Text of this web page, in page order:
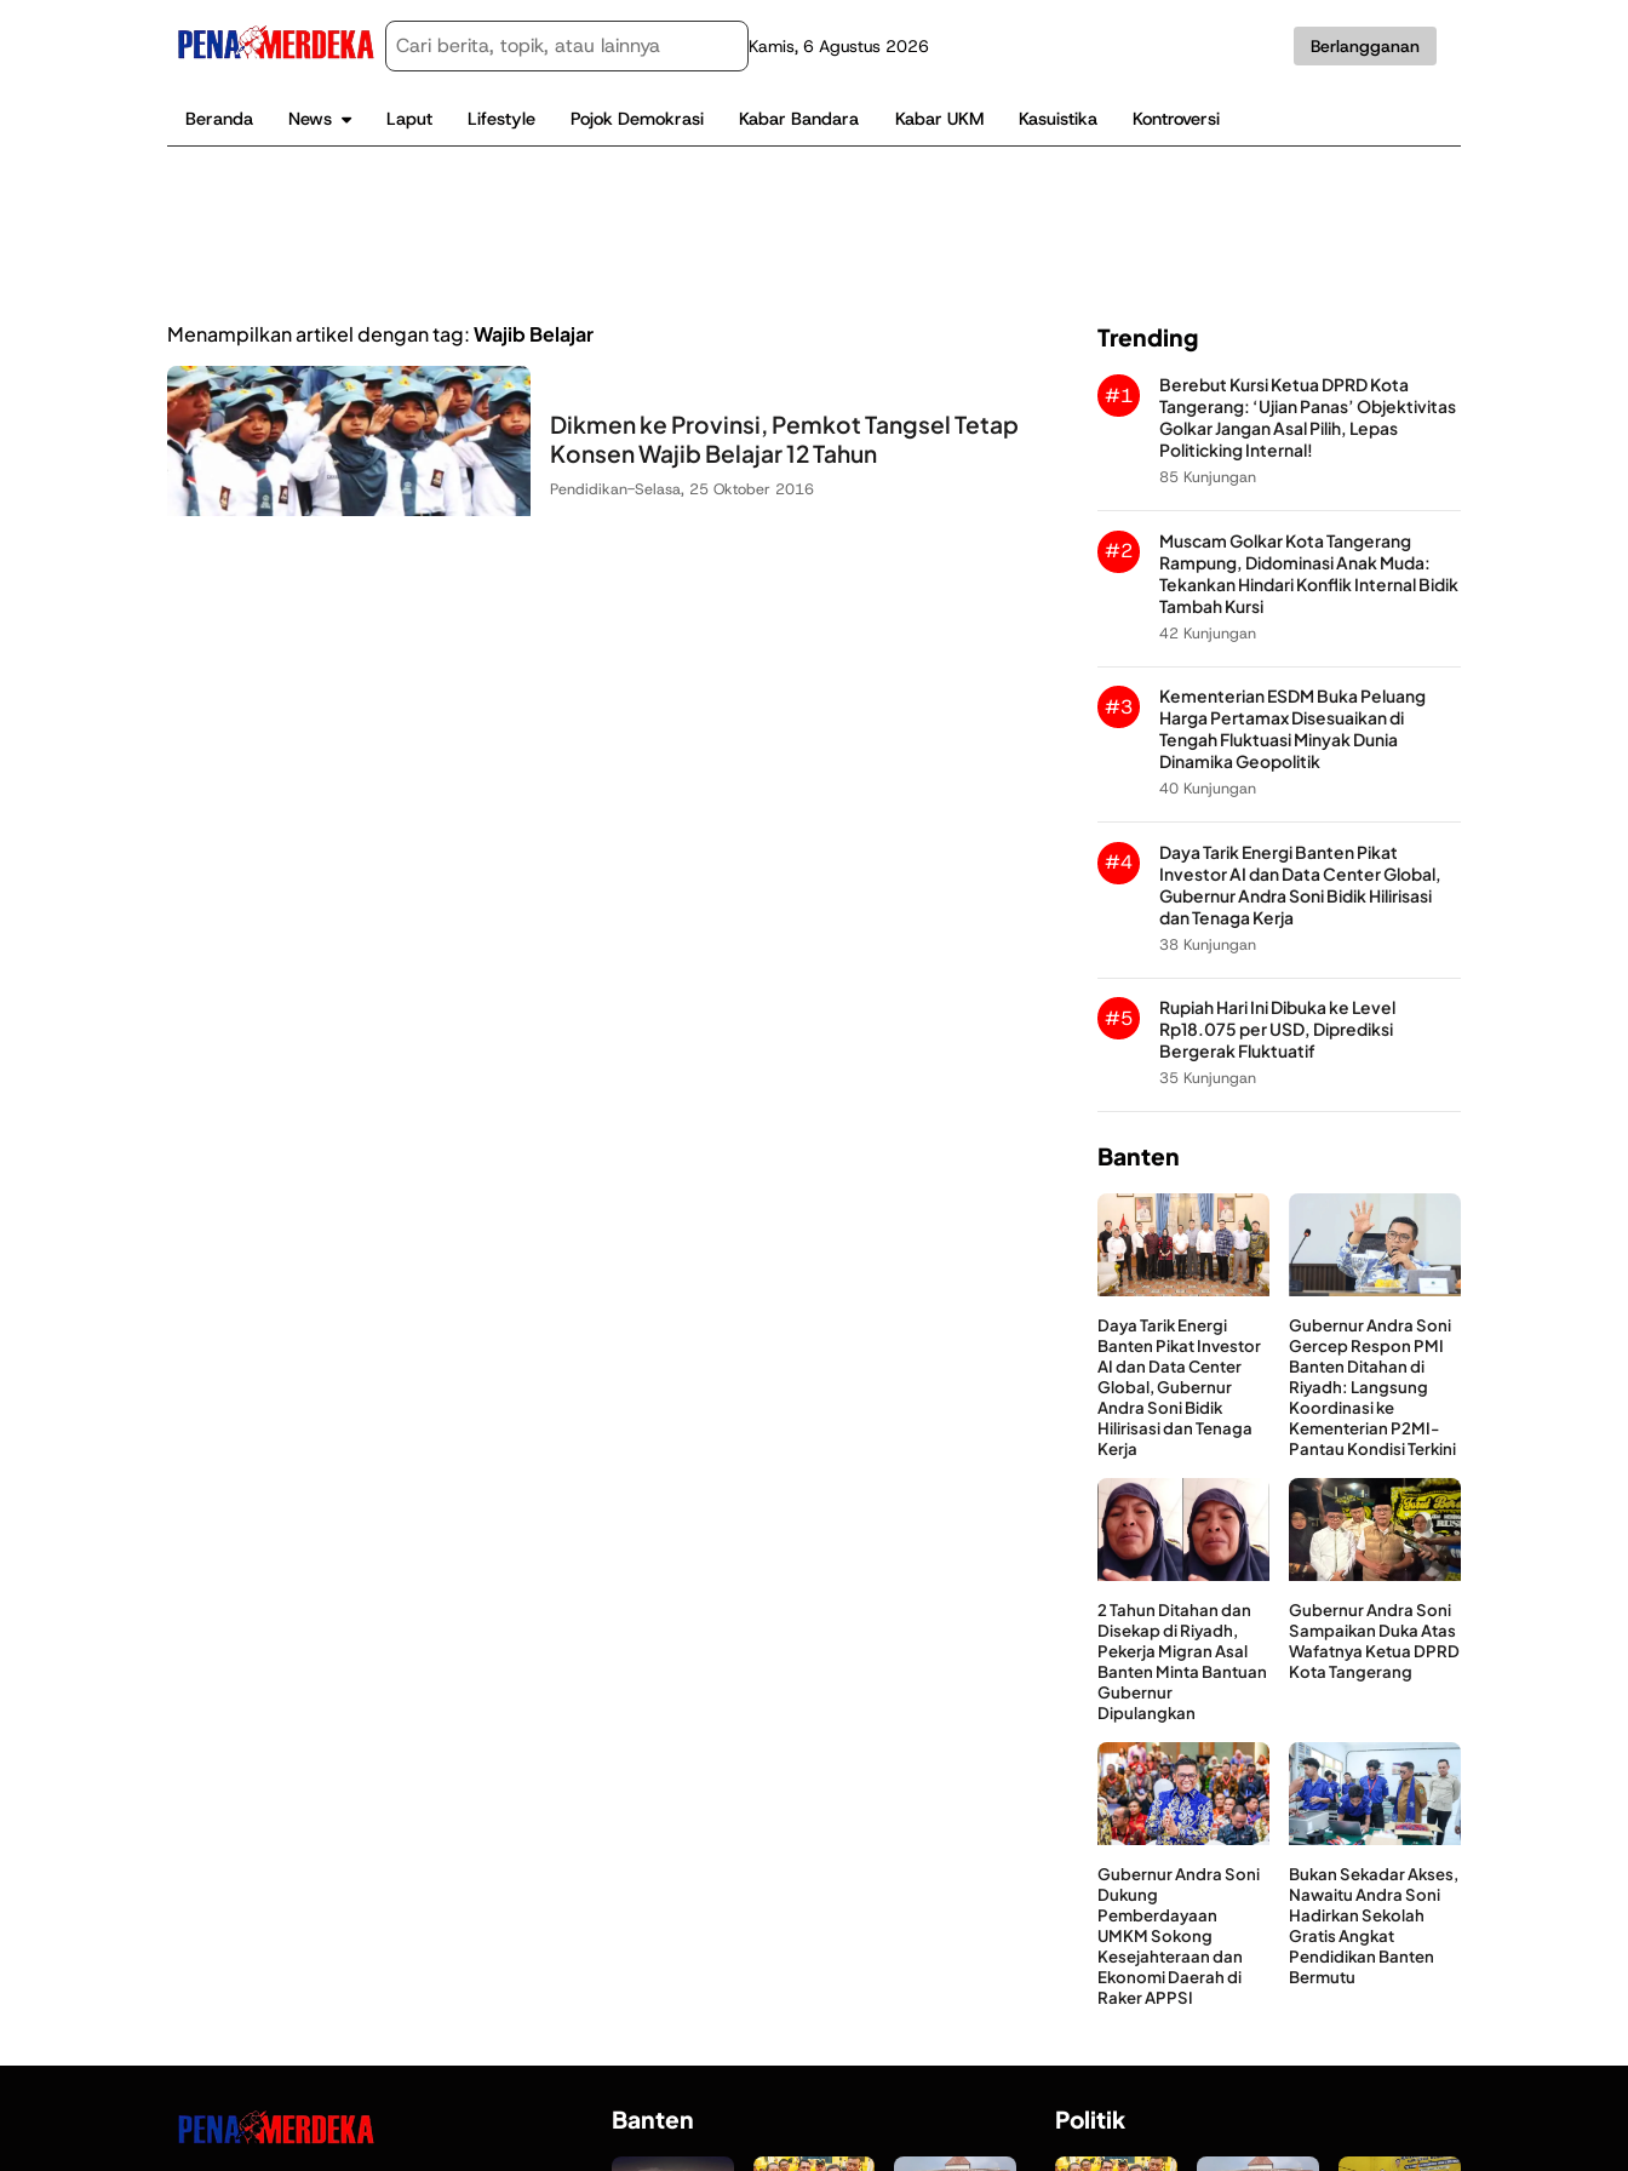
Kamis, 6 Agustus 2026 Berlangganan
Beranda News Laput Lifestyle Pojok Demokrasi Kabar Bandara Kabar UKM Kasuistika Kontroversi
Menampilkan artikel dengan tag:Wajib Belajar
Dikmen ke Provinsi, Pemkot Tangsel Tetap
Konsen Wajib Belajar 12 Tahun
Pendidikan-Selasa, 25 Oktober 2016
Trending
#1
Berebut Kursi Ketua DPRD Kota
Tangerang: ‘Ujian Panas’ Objektivitas
Golkar Jangan Asal Pilih, Lepas
Politicking Internal!
85 Kunjungan
#2
Muscam Golkar Kota Tangerang
Rampung, Didominasi Anak Muda:
Tekankan Hindari Konflik Internal Bidik
Tambah Kursi
42 Kunjungan
#3
Kementerian ESDM Buka Peluang
Harga Pertamax Disesuaikan di
Tengah Fluktuasi Minyak Dunia
Dinamika Geopolitik
40 Kunjungan
#4
Daya Tarik Energi Banten Pikat
Investor AI dan Data Center Global,
Gubernur Andra Soni Bidik Hilirisasi
dan Tenaga Kerja
38 Kunjungan
#5
Rupiah Hari Ini Dibuka ke Level
Rp18.075 per USD, Diprediksi
Bergerak Fluktuatif
35 Kunjungan
Banten
Daya Tarik Energi
Banten Pikat Investor
AI dan Data Center
Global, Gubernur
Andra Soni Bidik
Hilirisasi dan Tenaga
Kerja
Gubernur Andra Soni
Gercep Respon PMI
Banten Ditahan di
Riyadh: Langsung
Koordinasi ke
Kementerian P2MI-
Pantau Kondisi Terkini
2 Tahun Ditahan dan
Disekap di Riyadh,
Pekerja Migran Asal
Banten Minta Bantuan
Gubernur
Dipulangkan
Gubernur Andra Soni
Sampaikan Duka Atas
Wafatnya Ketua DPRD
Kota Tangerang
Gubernur Andra Soni
Dukung
Pemberdayaan
UMKM Sokong
Kesejahteraan dan
Ekonomi Daerah di
Raker APPSI
Bukan Sekadar Akses,
Nawaitu Andra Soni
Hadirkan Sekolah
Gratis Angkat
Pendidikan Banten
Bermutu
Banten Politik